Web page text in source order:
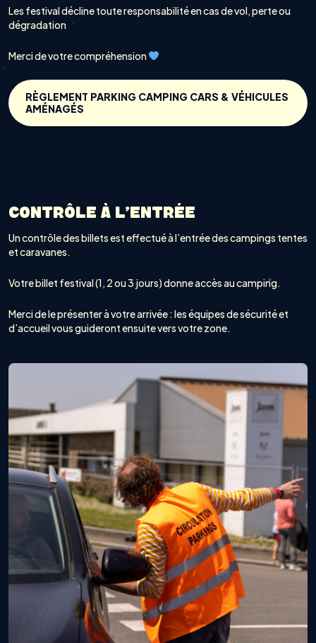
Les festival décline toute responsabilité en cas de vol, perte ou
dégradation
Merci de votre compréhension
RÈGLEMENT PARKING CAMPING CARS & VÉHICULES
AMÉNAGÉS
CONTRÔLE À L’ENTRÉE
Un contrôle des billets est effectué à l’entrée des campings tentes
et caravanes.
Votre billet festival (1, 2 ou 3 jours) donne accès au camping.
Merci de le présenter à votre arrivée : les équipes de sécurité et
d’accueil vous guideront ensuite vers votre zone.